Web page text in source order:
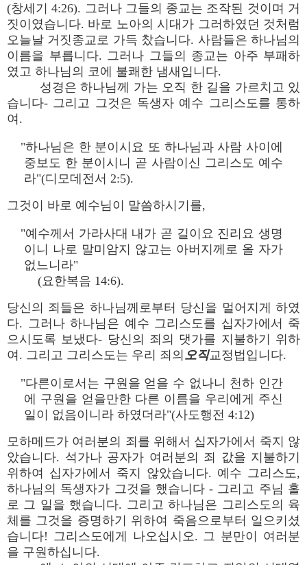
(창세기 4:26). 그러나 그들의 종교는 조작된 것이며 거
짓이였습니다. 바로 노아의 시대가 그러하였던 것처럼
오늘날 거짓종교로 가득 찼습니다. 사람들은 하나님의
이름을 부릅니다. 그러나 그들의 종교는 아주 부패하
였고 하나님의 코에 불쾌한 냄새입니다.
성경은 하나님께 가는 오직 한 길을 가르치고 있
습니다- 그리고 그것은 독생자 예수 그리스도를 통하
여.
"하나님은 한 분이시요 또 하나님과 사람 사이에
중보도 한 분이시니 곧 사람이신 그리스도 예수
라"(디모데전서 2:5).
그것이 바로 예수님이 말씀하시기를,
"예수께서 가라사대 내가 곧 길이요 진리요 생명
이니 나로 말미암지 않고는 아버지께로 올 자가
없느니라"
(요한복음 14:6).
당신의 죄들은 하나님께로부터 당신을 멀어지게 하였
다. 그러나 하나님은 예수 그리스도를 십자가에서 죽
으시도록 보냈다- 당신의 죄의 댓가를 지불하기 위하
여. 그리고 그리스도는 우리 죄의 오직교정법입니다.
"다른이로서는 구원을 얻을 수 없나니 천하 인간
에 구원을 얻을만한 다른 이름을 우리에게 주신
일이 없음이니라 하였더라"(사도행전 4:12)
모하메드가 여러분의 죄를 위해서 십자가에서 죽지 않
았습니다. 석가나 공자가 여러분의 죄 값을 지불하기
위하여 십자가에서 죽지 않았습니다. 예수 그리스도,
하나님의 독생자가 그것을 했습니다 - 그리고 주님 홀
로 그 일을 했습니다. 그리고 하나님은 그리스도의 육
체를 그것을 증명하기 위하여 죽음으로부터 일으키셨
습니다! 그리스도에게 나오십시오. 그 분만이 여러분
을 구원하십니다.